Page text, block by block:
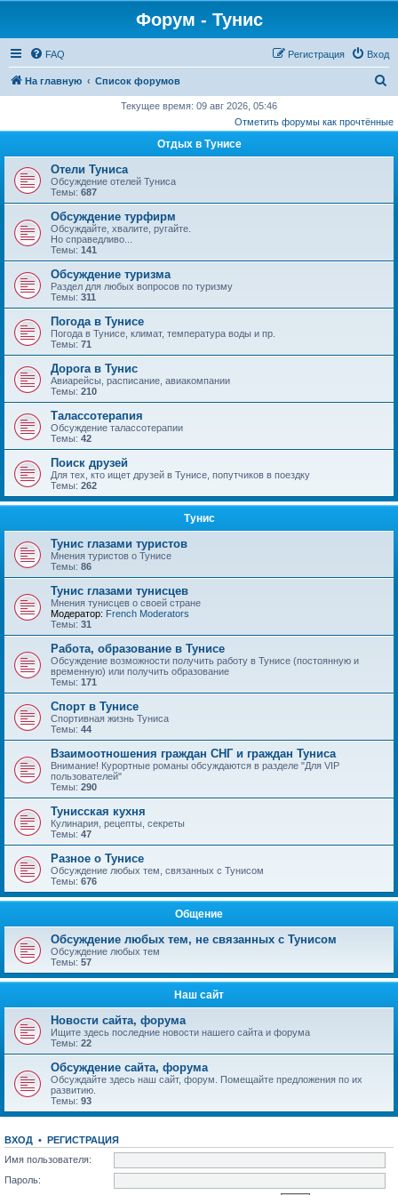
Форум - Тунис
FAQ Вход
Регистрация
На главную Список форумов
и
Текущее время: 09 авг 2026, 05:46
Отметить форумы как прочтённые
Отдых в Тунисе
Отели Туниса
Обсуждение отелей Туниса
Темы: 687
Обсуждение турфирм
Обсуждайте, хвалите, ругайте.
Но справедливо...
Темы: 141
Обсуждение туризма
Раздел для любых вопросов по туризму
Темы: 311
Погода в Тунисе
Погода в Тунисе, климат, температура воды и пр.
Темы: 71
Дорога в Тунис
Авиарейсы, расписание, авиакомпании
Темы: 210
Талассотерапия
Обсуждение талассотерапии
Темы: 42
Поиск друзей
Для тех, кто ищет друзей в Тунисе, попутчиков в поездку
Темы: 262
Тунис
Тунис глазами туристов
Мнения туристов о Тунисе
Темы: 86
Тунис глазами тунисцев
Мнения тунисцев о своей стране
Модератор: French Moderators
Темы: 31
Работа, образование в Тунисе
Обсуждение возможности получить работу в Тунисе (постоянную и
временную) или получить образование
Темы: 171
Спорт в Тунисе
Спортивная жизнь Туниса
Темы: 44
Взаимоотношения граждан СНГ и граждан Туниса
Внимание! Курортные романы обсуждаются в разделе "Для VIP
пользователей"
Темы: 290
Тунисская кухня
Кулинария, рецепты, секреты
Темы: 47
Разное о Тунисе
Обсуждение любых тем, связанных с Тунисом
Темы: 676
Общение
Обсуждение любых тем, не связанных с Тунисом
Обсуждение любых тем
Темы: 57
Наш сайт
Новости сайта, форума
Ищите здесь последние новости нашего сайта и форума
Темы: 22
Обсуждение сайта, форума
Обсуждайте здесь наш сайт, форум. Помещайте предложения по их
развитию.
Темы: 93
ВХОД • РЕГИСТРАЦИЯ
Имя пользователя:
Пароль: